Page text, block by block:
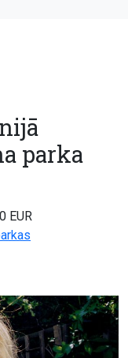
parka
EUR